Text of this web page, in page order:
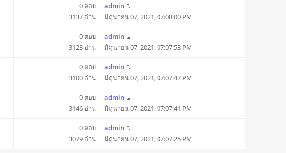
0 ตอบ
3137 อ่าน
admin
มิถุนายน 07, 2021, 07:08:00 PM
0 ตอบ
3123 อ่าน
admin
มิถุนายน 07, 2021, 07:07:53 PM
0 ตอบ
3100 อ่าน
admin
มิถุนายน 07, 2021, 07:07:47 PM
0 ตอบ
3146 อ่าน
admin
มิถุนายน 07, 2021, 07:07:41 PM
0 ตอบ
3079 อ่าน
admin
มิถุนายน 07, 2021, 07:07:25 PM